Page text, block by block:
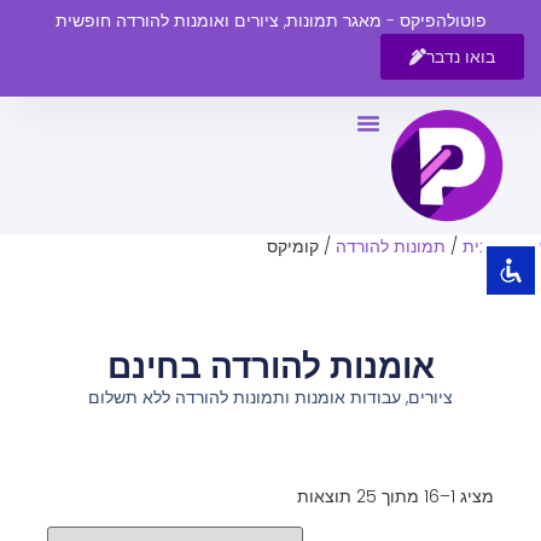
visibility_off השבת את ההבזקים
title סמן כותרות
צבע רקע
zoom_out
הקטנת גופן
הגדלת גופן
ניגודיות בהירה
פוטולהפיקס - מאגר תמונות, ציורים ואומנות להורדה חופשית
בואו נדבר
עמוד הבית / תמונות להורדה / קומיקס
אומנות להורדה בחינם
ציורים, עבודות אומנות ותמונות להורדה ללא תשלום
מציג 1–16 מתוך 25 תוצאות